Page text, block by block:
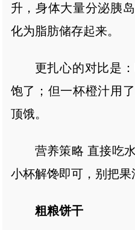
升，身体大量分泌胰
化为脂肪储存起来。
更扎心的对比是
饱了；但一杯橙汁用
顶饿。
营养策略 直接吃
小杯解馋即可，别把果
粗粮饼干